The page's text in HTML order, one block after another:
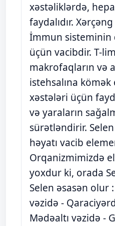
xəstəliklərdə,
faydalıdır.
İmmun sisteminin
üçün vacibdir. T-
makrofaqların və
istehsalına kömək
xəstələri üçün
və yaraların
sürətləndirir.
həyatı vacib
Orqanizmimizdə
yoxdur ki, orada
Selen əsasən olur
vəzidə -
Mədəaltı vəzidə -